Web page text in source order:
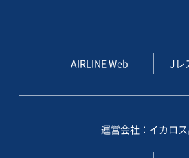
AIRLINE Web Jレ
運営会社：イカロ